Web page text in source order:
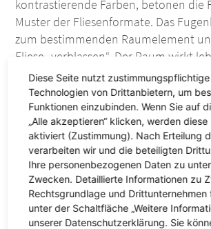
kontrastierende Farben, betonen die
Muster der Fliesenformate. Das
zum bestimmenden Raumelement
Fliese „verblassen“. Der Raum wirkt
auch unruhiger. Dafür steht heute ein
an verschiedenen Fugenfarben,
außergewöhnliche Fugmassen mit
nachleuchtenden Pigmenten oder
Glanz zur Verfügung.Bevor man sich
oder ein Fliesenmuster entscheidet,
deshalb auch immer über die
des Fugenbildes, die Breite der
Farbe Gedanken machen.
Diese Seite nutzt
Technologien von Drittanbietern, um
Funktionen einzubinden. Wenn Sie auf
„Alle akzeptieren“ klicken, werden
aktiviert (Zustimmung). Nach Erteilung
verarbeiten wir und die beteiligten
Ihre personenbezogenen Daten zu
Zwecken. Detaillierte Informationen zu
Rechtsgrundlage und Drittunternehmen
unter der Schaltfläche „Weitere
unserer Datenschutzerklärung. Sie